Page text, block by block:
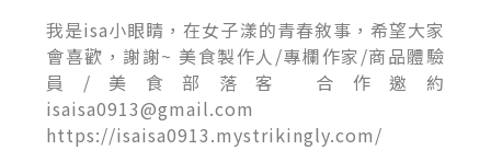
我是isa小眼睛，在女子漾的青春敘事，希望大家
會喜歡，謝謝~ 美食製作人/專欄作家/商品體驗
員/美食部落客 合作邀約
isaisa0913@gmail.com
https://isaisa0913.mystrikingly.com/